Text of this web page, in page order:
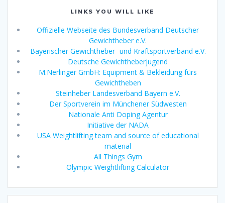
LINKS YOU WILL LIKE
Offizielle Webseite des Bundesverband Deutscher
Gewichtheber e.V.
Bayerischer Gewichtheber- und Kraftsportverband e.V.
Deutsche Gewichtheberjugend
M.Nerlinger GmbH: Equipment & Bekleidung fürs
Gewichtheben
Steinheber Landesverband Bayern e.V.
Der Sportverein im Münchener Südwesten
Nationale Anti Doping Agentur
Initiative der NADA
USA Weightlifting team and source of educational
material
All Things Gym
Olympic Weightlifting Calculator